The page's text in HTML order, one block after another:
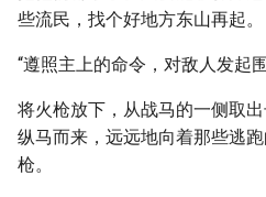
些流民，找个好地方东山再起。
“遵照主上的命令，对敌人发起
将火枪放下，从战马的一侧取
纵马而来，远远地向着那些逃
枪。